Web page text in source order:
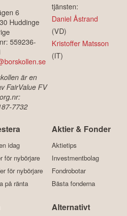
6
Huddinge
559236-
är en
FairValue FV
7732
tjänsten:
Daniel Åstrand
(VD)
Kristoffer Matsson
(IT)
idag
för nybörjare
för nybörjare
på ränta
Aktier & Fonder
Aktietips
Investmentbolag
Fondrobotar
Bästa fonderna
Alternativt